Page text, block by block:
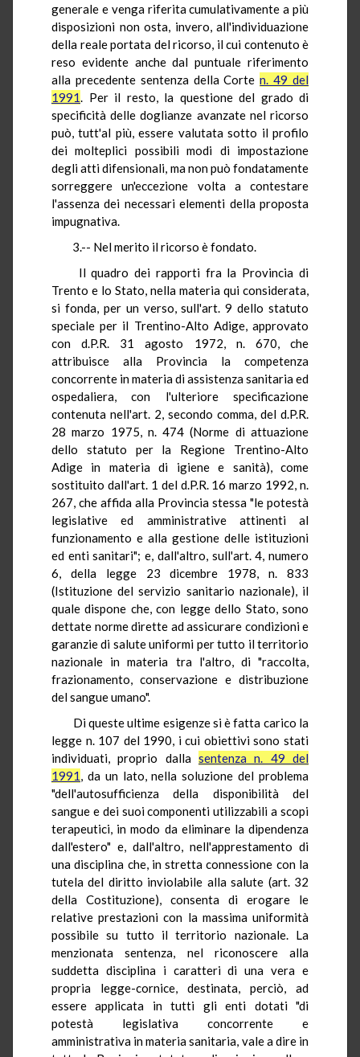
generale e venga riferita cumulativamente a più
disposizioni non osta, invero, all'individuazione
della reale portata del ricorso, il cui contenuto è
reso evidente anche dal puntuale riferimento
alla precedente sentenza della Corten. 49 del
1991. Per il resto, la questione del grado di
specificità delle doglianze avanzate nel ricorso
può, tutt'al più, essere valutata sotto il profilo
dei molteplici possibili modi di impostazione
degli atti difensionali, ma non può fondatamente
sorreggere un'eccezione volta a contestare
l'assenza dei necessari elementi della proposta
impugnativa.
3.-- Nel merito il ricorso è fondato.
Il quadro dei rapporti fra la Provincia di
Trento e lo Stato, nella materia qui considerata,
si fonda, per un verso, sull'art. 9 dello statuto
speciale per il Trentino-Alto Adige, approvato
con d.P.R. 31 agosto 1972, n. 670, che
attribuisce alla Provincia la competenza
concorrente in materia di assistenza sanitaria ed
ospedaliera, con l'ulteriore specificazione
contenuta nell'art. 2, secondo comma, del d.P.R.
28 marzo 1975, n. 474 (Norme di attuazione
dello statuto per la Regione Trentino-Alto
Adige in materia di igiene e sanità), come
sostituito dall'art. 1 del d.P.R. 16 marzo 1992, n.
267, che affida alla Provincia stessa "le potestà
legislative ed amministrative attinenti al
funzionamento e alla gestione delle istituzioni
ed enti sanitari"; e, dall'altro, sull'art. 4, numero
6, della legge 23 dicembre 1978, n. 833
(Istituzione del servizio sanitario nazionale), il
quale dispone che, con legge dello Stato, sono
dettate norme dirette ad assicurare condizioni e
garanzie di salute uniformi per tutto il territorio
nazionale in materia tra l'altro, di "raccolta,
frazionamento, conservazione e distribuzione
del sangue umano".
Di queste ultime esigenze si è fatta carico la
legge n. 107 del 1990, i cui obiettivi sono stati
individuati, proprio dalla sentenza n. 49 del
1991, da un lato, nella soluzione del problema
"dell'autosufficienza della disponibilità del
sangue e dei suoi componenti utilizzabili a scopi
terapeutici, in modo da eliminare la dipendenza
dall'estero" e, dall'altro, nell'apprestamento di
una disciplina che, in stretta connessione con la
tutela del diritto inviolabile alla salute (art. 32
della Costituzione), consenta di erogare le
relative prestazioni con la massima uniformità
possibile su tutto il territorio nazionale. La
menzionata sentenza, nel riconoscere alla
suddetta disciplina i caratteri di una vera e
propria legge-cornice, destinata, perciò, ad
essere applicata in tutti gli enti dotati "di
potestà legislativa concorrente e
amministrativa in materia sanitaria, vale a dire in